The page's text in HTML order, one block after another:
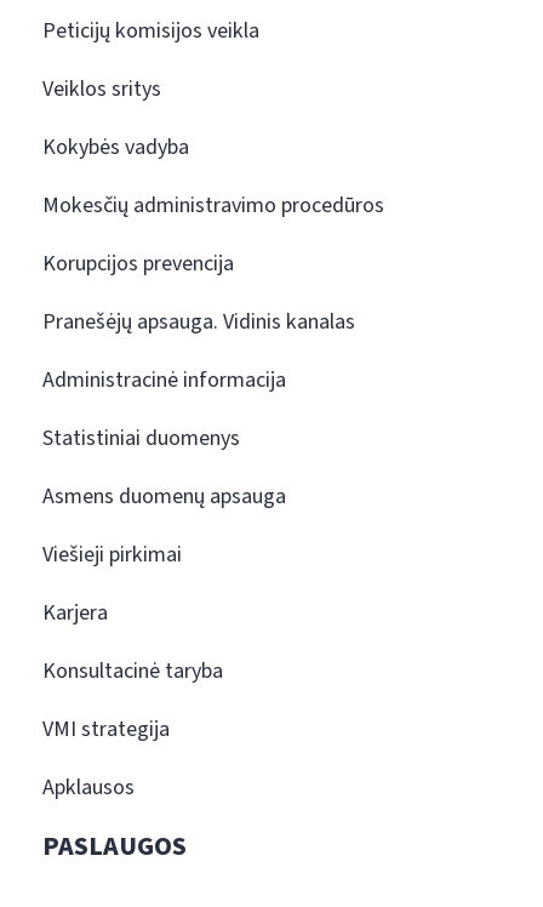
Peticijų komisijos veikla
Veiklos sritys
Kokybės vadyba
Mokesčių administravimo procedūros
Korupcijos prevencija
Pranešėjų apsauga. Vidinis kanalas
Administracinė informacija
Statistiniai duomenys
Asmens duomenų apsauga
Viešieji pirkimai
Karjera
Konsultacinė taryba
VMI strategija
Apklausos
PASLAUGOS